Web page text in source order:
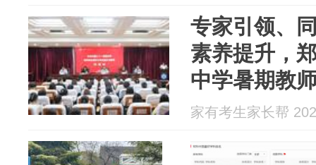
专家引领、
素养提升，
中学暑期教
升研修纪实
家有考生家长帮